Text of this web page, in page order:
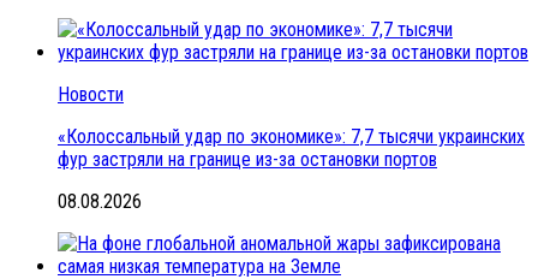
Новости
«Колоссальный удар по экономике»: 7,7 тысячи украинских
фур застряли на границе из-за остановки портов
08.08.2026